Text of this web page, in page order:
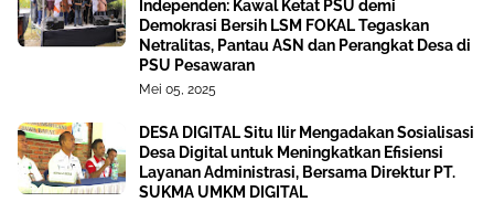
Independen: Kawal Ketat PSU demi
Demokrasi Bersih LSM FOKAL Tegaskan
Netralitas, Pantau ASN dan Perangkat Desa di
PSU Pesawaran
Mei 05, 2025
DESA DIGITAL Situ Ilir Mengadakan Sosialisasi
Desa Digital untuk Meningkatkan Efisiensi
Layanan Administrasi, Bersama Direktur PT.
SUKMA UMKM DIGITAL